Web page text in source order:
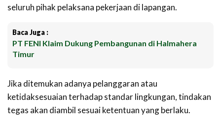
seluruh pihak pelaksana pekerjaan di lapangan.
Baca Juga :
PT FENI Klaim Dukung Pembangunan di Halmahera
Timur
Jika ditemukan adanya pelanggaran atau
ketidaksesuaian terhadap standar lingkungan, tindakan
tegas akan diambil sesuai ketentuan yang berlaku.